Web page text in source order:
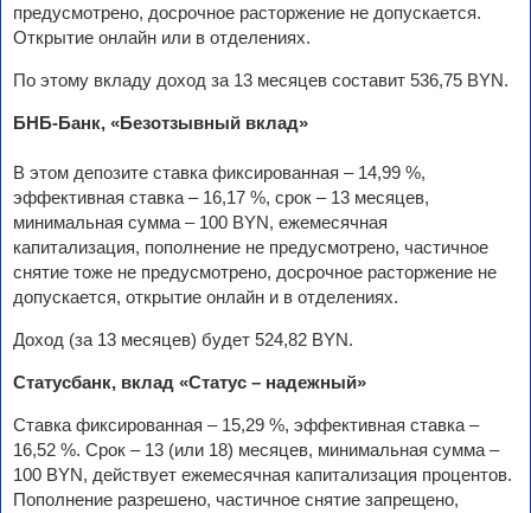
предусмотрено, досрочное расторжение не допускается.
Открытие онлайн или в отделениях.
По этому вкладу доход за 13 месяцев составит 536,75 BYN.
БНБ-Банк, «Безотзывный вклад»
В этом депозите ставка фиксированная – 14,99 %,
эффективная ставка – 16,17 %, срок – 13 месяцев,
минимальная сумма – 100 BYN, ежемесячная
капитализация, пополнение не предусмотрено, частичное
снятие тоже не предусмотрено, досрочное расторжение не
допускается, открытие онлайн и в отделениях.
Доход (за 13 месяцев) будет 524,82 BYN.
Статусбанк, вклад «Статус – надежный»
Ставка фиксированная – 15,29 %, эффективная ставка –
16,52 %. Срок – 13 (или 18) месяцев, минимальная сумма –
100 BYN, действует ежемесячная капитализация процентов.
Пополнение разрешено, частичное снятие запрещено,